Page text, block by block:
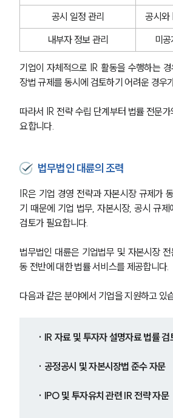
공시 일정 관리
공시와
내부자 정보 관리
미
기업이 자체적으로 IR 활동을 수행하는
장법 규제를 동시에 검토하기 어려운 경우
따라서 IR 전략 수립 단계부터 법률 전문
요합니다.
법무법인 대륜의 조력
IR은 기업 경영 전략과 자본시장 규제가
기 때문에 기업 법무, 자본시장, 공시 규
검토가 필요합니다.
법무법인 대륜은 기업법무 및 자본시장
동 전반에 대한 법률 서비스를 제공합니다.
다음과 같은 분야에서 기업을 지원하고 있
· IR 자료 및 투자자 설명자료 법률 검
· 공정공시 및 자본시장법 준수 자문
· IPO 및 투자유치 관련 IR 전략 자문